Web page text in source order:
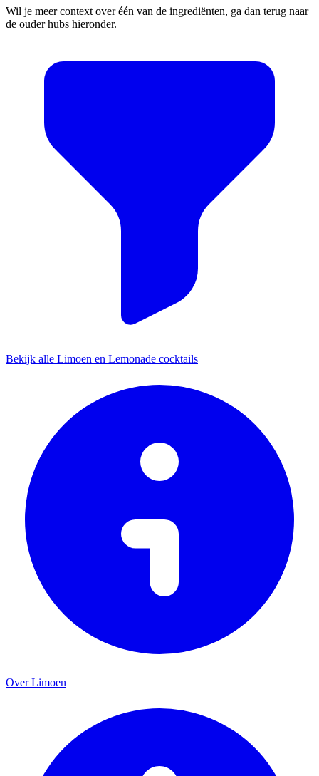
Wil je meer context over één van de ingrediënten, ga dan terug naar
de ouder hubs hieronder.
Bekijk alle Limoen en Lemonade cocktails
Over Limoen